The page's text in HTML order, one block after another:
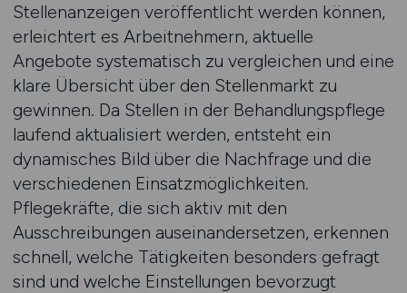
Stellenanzeigen veröffentlicht werden können,
erleichtert es Arbeitnehmern, aktuelle
Angebote systematisch zu vergleichen und eine
klare Übersicht über den Stellenmarkt zu
gewinnen. Da Stellen in der Behandlungspflege
laufend aktualisiert werden, entsteht ein
dynamisches Bild über die Nachfrage und die
verschiedenen Einsatzmöglichkeiten.
Pflegekräfte, die sich aktiv mit den
Ausschreibungen auseinandersetzen, erkennen
schnell, welche Tätigkeiten besonders gefragt
sind und welche Einstellungen bevorzugt